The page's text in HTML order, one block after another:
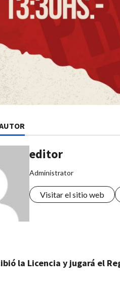
editor
Administrator
Visitar el sitio web
la Licencia y jugará el